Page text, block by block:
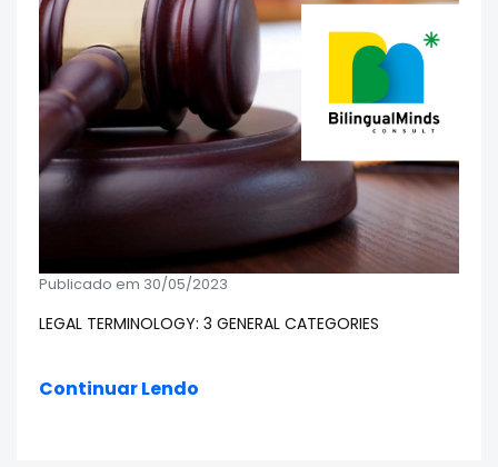
Publicado em 30/05/2023
LEGAL TERMINOLOGY: 3 GENERAL CATEGORIES
Continuar Lendo